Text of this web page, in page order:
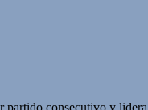
consecutivo y